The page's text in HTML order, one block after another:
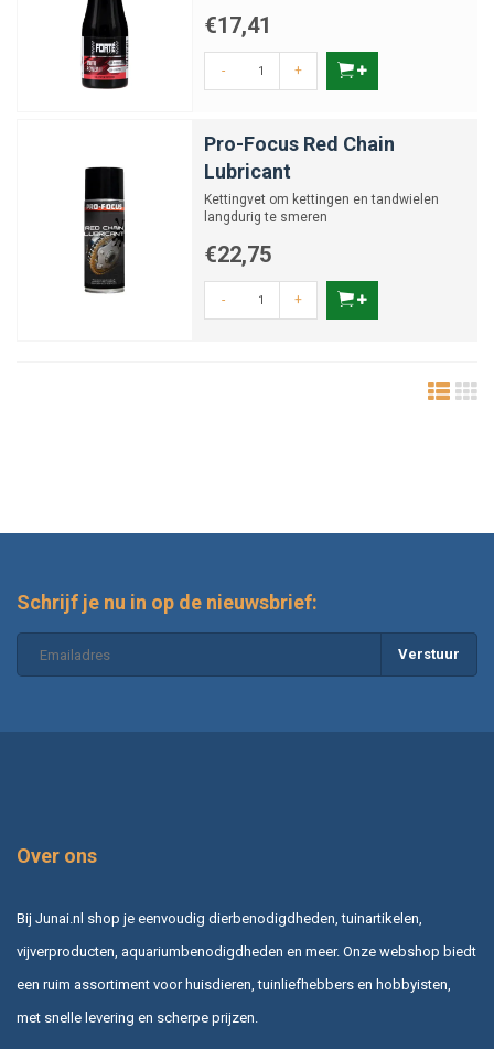
€17,41
- +
Pro-Focus Red Chain
Lubricant
Kettingvet om kettingen en tandwielen
langdurig te smeren
€22,75
- +
Schrijf je nu in op de nieuwsbrief:
Verstuur
Over ons
Bij Junai.nl shop je eenvoudig dierbenodigdheden, tuinartikelen,
vijverproducten, aquariumbenodigdheden en meer. Onze webshop biedt
een ruim assortiment voor huisdieren, tuinliefhebbers en hobbyisten,
met snelle levering en scherpe prijzen.